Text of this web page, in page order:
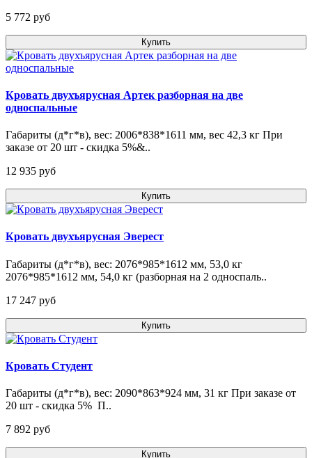
5 772 pуб
Купить
Кровать двухъярусная Артек разборная на две
односпальные
Габариты (д*г*в), вес: 2006*838*1611 мм, вес 42,3 кг При
заказе от 20 шт - скидка 5%&..
12 935 pуб
Купить
Кровать двухъярусная Эверест
Габариты (д*г*в), вес: 2076*985*1612 мм, 53,0 кг
2076*985*1612 мм, 54,0 кг (разборная на 2 односпаль..
17 247 pуб
Купить
Кровать Студент
Габариты (д*г*в), вес: 2090*863*924 мм, 31 кг При заказе от
20 шт - скидка 5% П..
7 892 pуб
Купить